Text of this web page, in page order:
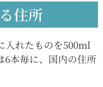
住所
入れたものを500ml
6本毎に、国内の住所